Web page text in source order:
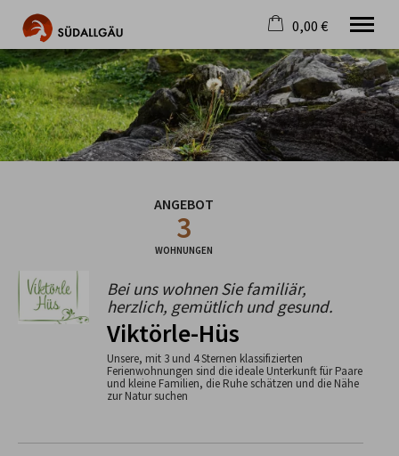
Die schönste Seite im Allgäu
Aktuell
Destination
Gastgeber
Jobs
0,00 €
×
Warenkorb ist leer
Bei uns wohnen Sie familiär,
herzlich, gemütlich und gesund.
Viktörle-Hüs
Unsere, mit 3 und 4 Sternen klassifizierten
Ferienwohnungen sind die ideale Unterkunft für Paare
und kleine Familien, die Ruhe schätzen und die Nähe
zur Natur suchen
ANGEBOT
3
WOHNUNGEN